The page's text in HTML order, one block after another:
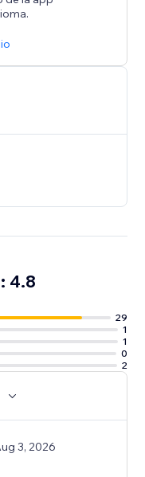
4.8
29
1
1
0
2
3, 2026